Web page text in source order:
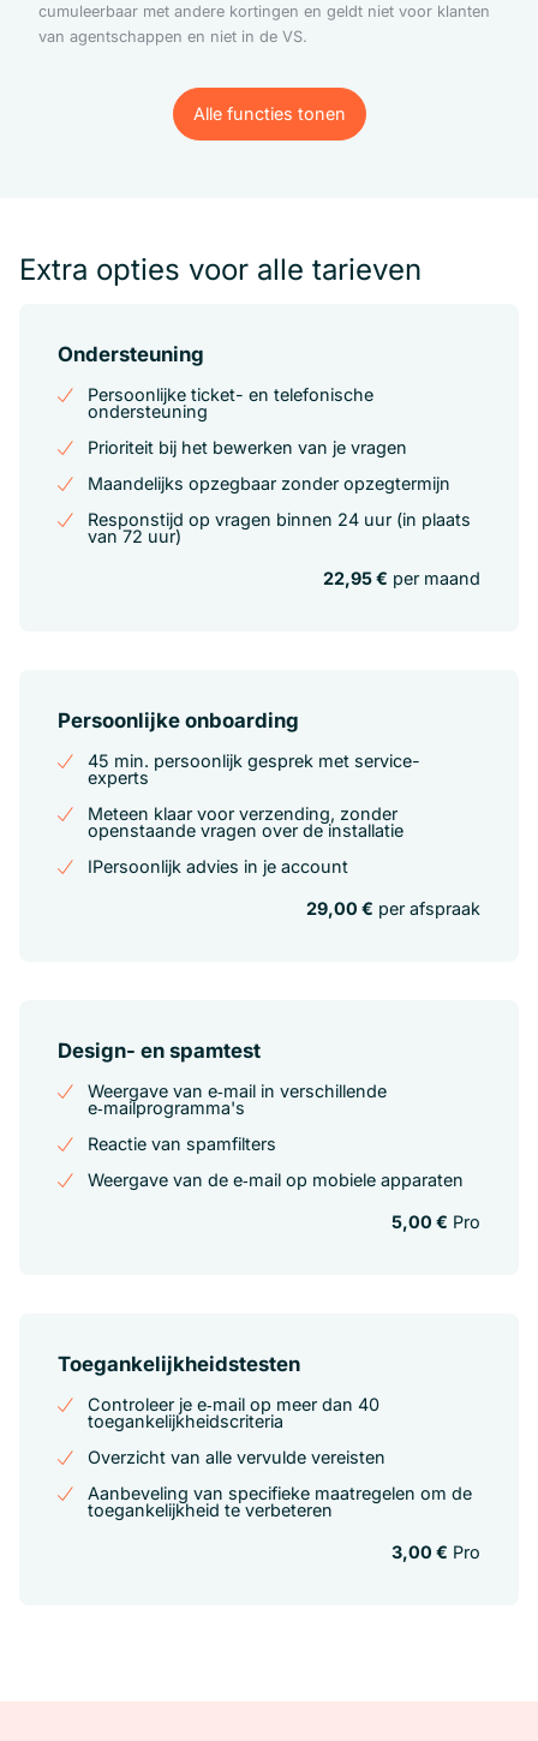
cumuleerbaar met andere kortingen en geldt niet voor klanten
van agentschappen en niet in de VS.
Alle functies tonen
Alle functies tonen
Extra opties voor alle tarieven
Ondersteuning
Persoonlijke ticket- en telefonische
ondersteuning
Prioriteit bij het bewerken van je vragen
Maandelijks opzegbaar zonder opzegtermijn
Responstijd op vragen binnen 24 uur (in plaats
van 72 uur)
22,95 € per maand
Persoonlijke onboarding
45 min. persoonlijk gesprek met service-
experts
Meteen klaar voor verzending, zonder
openstaande vragen over de installatie
IPersoonlijk advies in je account
29,00 € per afspraak
Design- en spamtest
Weergave van e‑mail in verschillende
e‑mailprogramma's
Reactie van spamfilters
Weergave van de e‑mail op mobiele apparaten
5,00 € Pro
Toegankelijkheidstesten
Controleer je e‑mail op meer dan 40
toegankelijkheidscriteria
Overzicht van alle vervulde vereisten
Aanbeveling van specifieke maatregelen om de
toegankelijkheid te verbeteren
3,00 € Pro